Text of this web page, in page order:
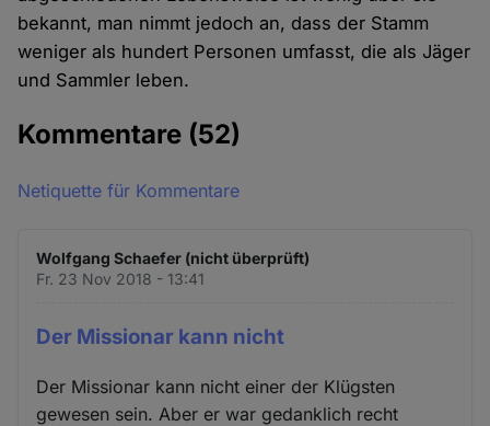
bekannt, man nimmt jedoch an, dass der Stamm
weniger als hundert Personen umfasst, die als Jäger
und Sammler leben.
Kommentare (52)
Netiquette für Kommentare
Wolfgang Schaefer (nicht überprüft)
Fr. 23 Nov 2018 - 13:41
Der Missionar kann nicht
Der Missionar kann nicht einer der Klügsten
gewesen sein. Aber er war gedanklich recht